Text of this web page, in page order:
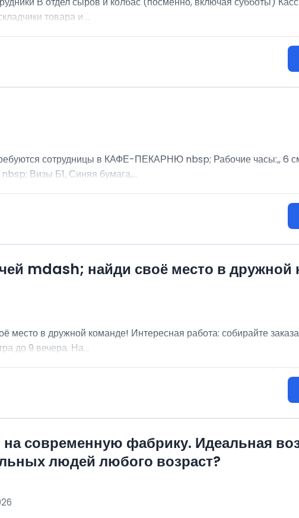
товара и ...
сотрудницы в КАФЕ-ПЕКАРНЮ nbsp; Рабочие часы:,, 6
Визы Б1, Синяя бумага,...
mdash; найди своё место в дружной
место в дружной команде! Интересная работа: собирайте
до 9 вечера. На...
современную фабрику. Идеальная
людей любого возраст?